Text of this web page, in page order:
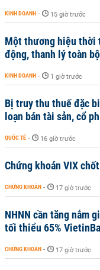
KINH DOANH - 15 giờ trước
Một thương hiệu thời
động, thanh lý toàn
KINH DOANH - 1 giờ trước
Bị truy thu thuế đặc
loạn bán tài sản, cổ
QUỐC TẾ - 16 giờ trước
Chứng khoán VIX
CHỨNG KHOÁN - 17 giờ trước
NHNN cần tăng nắm
tối thiểu 65%
CHỨNG KHOÁN - 17 giờ trước